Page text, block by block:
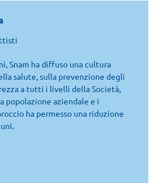
Snam ha diffuso una cultura
salute, sulla prevenzione degli
a tutti i livelli della Società,
popolazione aziendale e i
ha permesso una riduzione